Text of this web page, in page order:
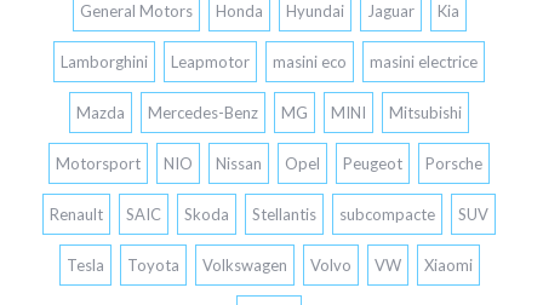
General Motors Honda Hyundai Jaguar Kia
Lamborghini Leapmotor masini eco masini electrice
Mazda Mercedes-Benz MG MINI Mitsubishi
Motorsport NIO Nissan Opel Peugeot Porsche
Renault SAIC Skoda Stellantis subcompacte SUV
Tesla Toyota Volkswagen Volvo VW Xiaomi